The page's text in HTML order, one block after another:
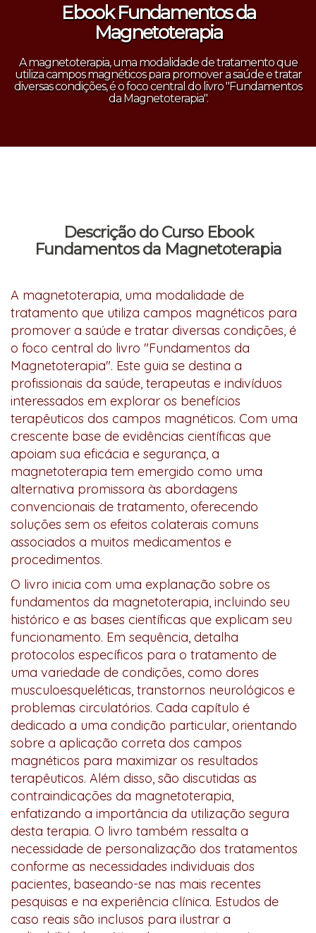
Ebook Fundamentos da
Magnetoterapia
A magnetoterapia, uma modalidade de tratamento que
utiliza campos magnéticos para promover a saúde e tratar
diversas condições, é o foco central do livro "Fundamentos
da Magnetoterapia".
Descrição do Curso Ebook
Fundamentos da Magnetoterapia
A magnetoterapia, uma modalidade de
tratamento que utiliza campos magnéticos para
promover a saúde e tratar diversas condições, é
o foco central do livro "Fundamentos da
Magnetoterapia". Este guia se destina a
profissionais da saúde, terapeutas e indivíduos
interessados em explorar os benefícios
terapêuticos dos campos magnéticos. Com uma
crescente base de evidências científicas que
apoiam sua eficácia e segurança, a
magnetoterapia tem emergido como uma
alternativa promissora às abordagens
convencionais de tratamento, oferecendo
soluções sem os efeitos colaterais comuns
associados a muitos medicamentos e
procedimentos.
O livro inicia com uma explanação sobre os
fundamentos da magnetoterapia, incluindo seu
histórico e as bases científicas que explicam seu
funcionamento. Em sequência, detalha
protocolos específicos para o tratamento de
uma variedade de condições, como dores
musculoesqueléticas, transtornos neurológicos e
problemas circulatórios. Cada capítulo é
dedicado a uma condição particular, orientando
sobre a aplicação correta dos campos
magnéticos para maximizar os resultados
terapêuticos. Além disso, são discutidas as
contraindicações da magnetoterapia,
enfatizando a importância da utilização segura
desta terapia. O livro também ressalta a
necessidade de personalização dos tratamentos
conforme as necessidades individuais dos
pacientes, baseando-se nas mais recentes
pesquisas e na experiência clínica. Estudos de
caso reais são inclusos para ilustrar a